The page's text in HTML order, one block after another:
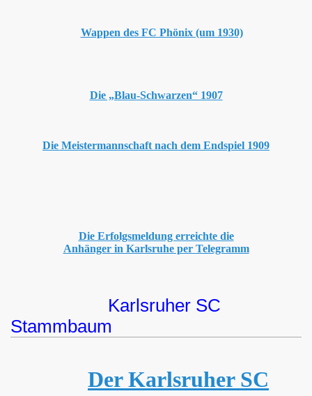
Wappen des FC Phönix (um 1930)
Die „Blau-Schwarzen“ 1907
Die Meistermannschaft nach dem Endspiel 1909
Die Erfolgsmeldung erreichte die
Anhänger in Karlsruhe per Telegramm
Karlsruher SC
Stammbaum
Der Karlsruher SC